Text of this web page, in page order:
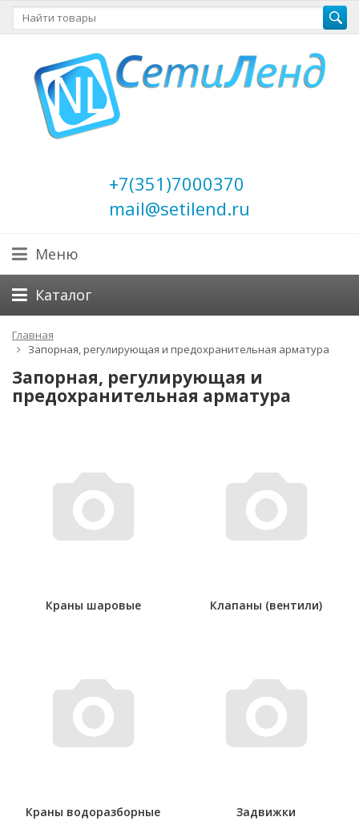
+7(351)7000370
mail@setilend.ru
Меню
Каталог
Главная
Запорная, регулирующая и предохранительная арматура
Запорная, регулирующая и
предохранительная арматура
Краны шаровые Клапаны (вентили)
Краны водоразборные Задвижки